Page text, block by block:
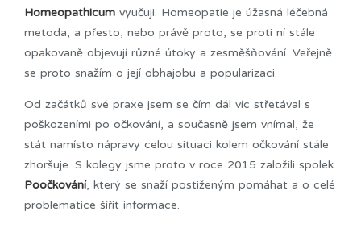
Homeopathicum vyučuji. Homeopatie je úžasná léčebná
metoda, a přesto, nebo právě proto, se proti ní stále
opakovaně objevují různé útoky a zesměšňování. Veřejně
se proto snažím o její obhajobu a popularizaci.
Od začátků své praxe jsem se čím dál víc střetával s
poškozeními po očkování, a současně jsem vnímal, že
stát namísto nápravy celou situaci kolem očkování stále
zhoršuje. S kolegy jsme proto v roce 2015 založili spolek
Poočkování, který se snaží postiženým pomáhat a o celé
problematice šířit informace.